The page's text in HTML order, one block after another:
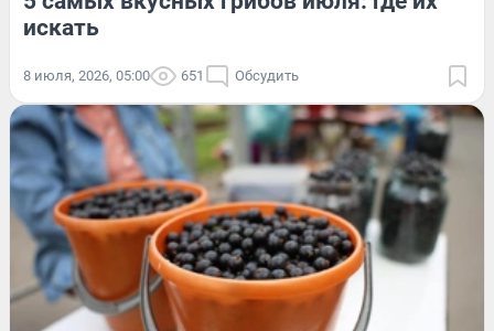
искать
8 июля, 2026, 05:00 651 Обсудить